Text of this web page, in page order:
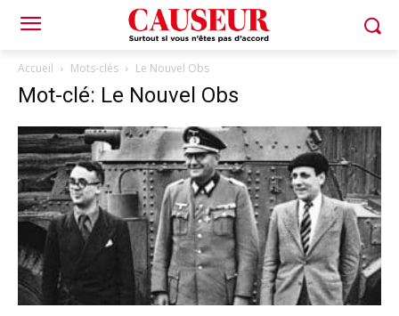
Accueil Mots-clés Le Nouvel Obs
Mot-clé: Le Nouvel Obs